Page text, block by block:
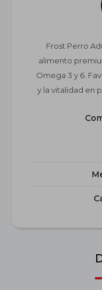
Frost Perro
alimento
Omega 3 y 6.
y la vitalidad en